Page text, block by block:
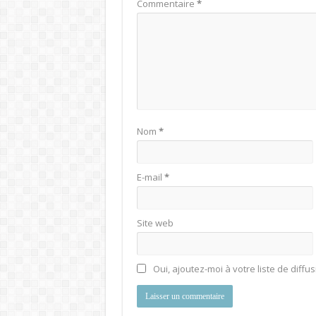
Commentaire *
Nom *
E-mail *
Site web
Oui, ajoutez-moi à votre liste de